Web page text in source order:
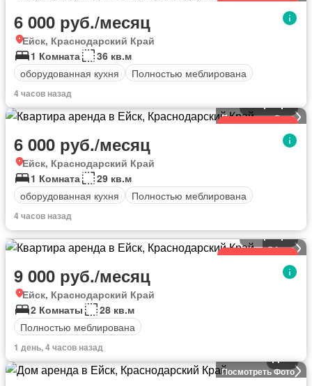
6 000 руб./месяц
Ейск, Краснодарский Край
1 Комната
36 кв.м
оборудованная кухня
Полностью меблирована
4 часов назад
Посмотреть Фото
6 000 руб./месяц
Ейск, Краснодарский Край
1 Комната
29 кв.м
оборудованная кухня
Полностью меблирована
4 часов назад
9фото
Квартира
9 000 руб./месяц
Ейск, Краснодарский Край
2 Комнаты
28 кв.м
Полностью меблирована
1 день, 4 часов назад
Посмотреть Фото